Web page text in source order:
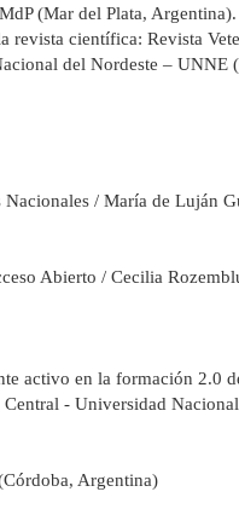
(Mar del Plata, Argentina).
revista científica: Revista
del Nordeste – UNNE
/ María de Luján
Abierto / Cecilia
activo en la formación 2.0
- Universidad
Argentina)